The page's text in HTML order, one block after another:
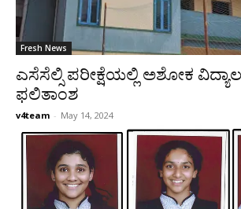
Fresh News
ಎಸೆಸೆಲ್ಸಿ ಪರೀಕ್ಷೆಯಲ್ಲಿ ಅಶೋಕ
ಫಲಿತಾಂಶ
v4team - May 14, 2024